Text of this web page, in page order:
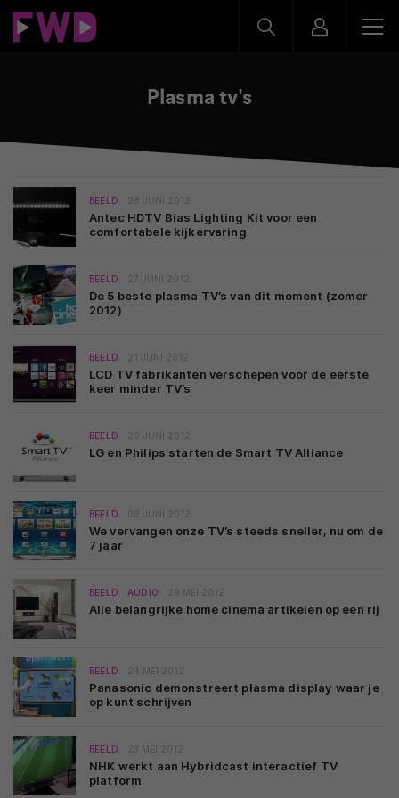
Plasma tv's
BEELD 28 JUNI 2012
Antec HDTV Bias Lighting Kit voor een
comfortabele kijkervaring
BEELD 27 JUNI 2012
De 5 beste plasma TV’s van dit moment (zomer
2012)
BEELD 21 JUNI 2012
LCD TV fabrikanten verschepen voor de eerste
keer minder TV’s
BEELD 20 JUNI 2012
LG en Philips starten de Smart TV Alliance
BEELD 08 JUNI 2012
We vervangen onze TV’s steeds sneller, nu om de
7 jaar
BEELD AUDIO 29 MEI 2012
Alle belangrijke home cinema artikelen op een rij
BEELD 24 MEI 2012
Panasonic demonstreert plasma display waar je
op kunt schrijven
BEELD 23 MEI 2012
NHK werkt aan Hybridcast interactief TV
platform